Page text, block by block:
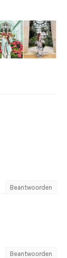
Beantwoorden
Beantwoorden